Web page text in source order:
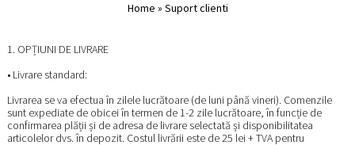
Home » Suport clienti
1. OPȚIUNI DE LIVRARE
• Livrare standard:
Livrarea se va efectua în zilele lucrătoare (de luni până vineri). Comenzile
sunt expediate de obicei în termen de 1-2 zile lucrătoare, în funcție de
confirmarea plății și de adresa de livrare selectată și disponibilitatea
articolelor dvs. în depozit. Costul livrării este de 25 lei + TVA pentru